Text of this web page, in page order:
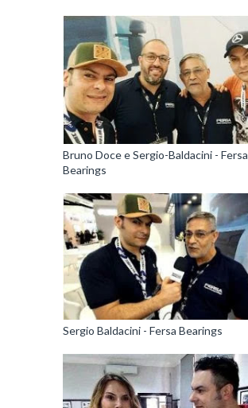
Bruno Doce e Sergio-Baldacini - Fersa
Bearings
Sergio Baldacini - Fersa Bearings